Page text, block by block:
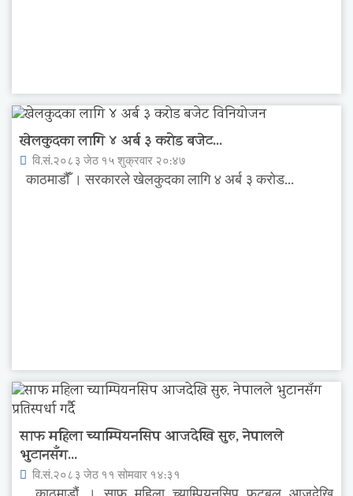
खेलकुदका लागि ४ अर्ब ३ करोड बजेट...
वि.सं.२०८३ जेठ १५ शुक्रवार २०:४७
काठमाडौंँ । सरकारले खेलकुदका लागि ४ अर्ब ३ करोड...
साफ महिला च्याम्पियनसिप आजदेखि सुरु, नेपालले
भुटानसँग...
वि.सं.२०८३ जेठ ११ सोमवार १४:३१